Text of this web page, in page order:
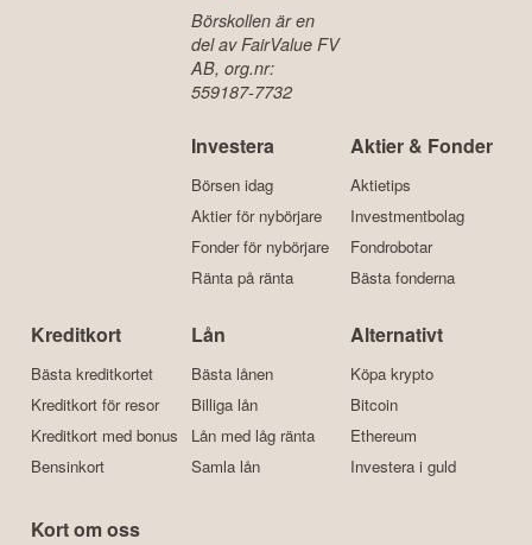
Börskollen är en
del av FairValue FV
AB, org.nr:
559187-7732
Investera
Börsen idag
Aktier för nybörjare
Fonder för nybörjare
Ränta på ränta
Aktier & Fonder
Aktietips
Investmentbolag
Fondrobotar
Bästa fonderna
Kreditkort
Bästa kreditkortet
Kreditkort för resor
Kreditkort med bonus
Bensinkort
Lån
Bästa lånen
Billiga lån
Lån med låg ränta
Samla lån
Alternativt
Köpa krypto
Bitcoin
Ethereum
Investera i guld
Kort om oss